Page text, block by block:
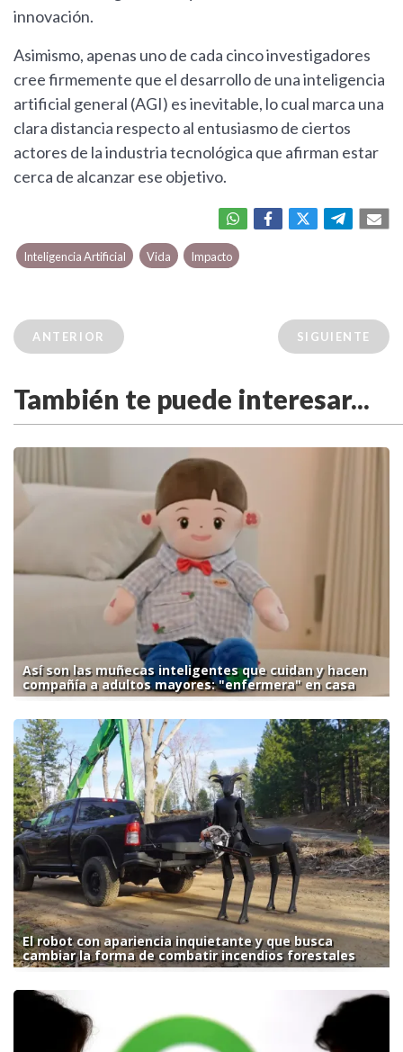
innovación.
Asimismo, apenas uno de cada cinco investigadores
cree firmemente que el desarrollo de una inteligencia
artificial general (AGI) es inevitable, lo cual marca una
clara distancia respecto al entusiasmo de ciertos
actores de la industria tecnológica que afirman estar
cerca de alcanzar ese objetivo.
Inteligencia Artificial Vida Impacto
ANTERIOR SIGUIENTE
También te puede interesar...
Así son las muñecas inteligentes que cuidan y hacen
compañía a adultos mayores: "enfermera" en casa
El robot con apariencia inquietante y que busca
cambiar la forma de combatir incendios forestales